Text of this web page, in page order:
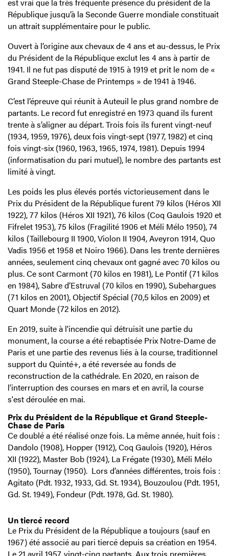
est vrai que la très fréquente présence du président de la
République jusqu’à la Seconde Guerre mondiale constituait
un attrait supplémentaire pour le public.
Ouvert à l’origine aux chevaux de 4 ans et au-dessus, le Prix
du Président de la République exclut les 4 ans à partir de
1941. Il ne fut pas disputé de 1915 à 1919 et prit le nom de «
Grand Steeple-Chase de Printemps » de 1941 à 1946.
C’est l’épreuve qui réunit à Auteuil le plus grand nombre de
partants. Le record fut enregistré en 1973 quand ils furent
trente à s’aligner au départ. Trois fois ils furent vingt-neuf
(1934, 1959, 1976), deux fois vingt-sept (1977, 1982) et cinq
fois vingt-six (1960, 1963, 1965, 1974, 1981). Depuis 1994
(informatisation du pari mutuel), le nombre des partants est
limité à vingt.
Les poids les plus élevés portés victorieusement dans le
Prix du Président de la République furent 79 kilos (Héros XII
1922), 77 kilos (Héros XII 1921), 76 kilos (Coq Gaulois 1920 et
Fifrelet 1953), 75 kilos (Fragilité 1906 et Méli Mélo 1950), 74
kilos (Taillebourg II 1900, Violon II 1904, Aveyron 1914, Quo
Vadis 1956 et 1958 et Noiro 1966). Dans les trente dernières
années, seulement cinq chevaux ont gagné avec 70 kilos ou
plus. Ce sont Carmont (70 kilos en 1981), Le Pontif (71 kilos
en 1984), Sabre d’Estruval (70 kilos en 1990), Subehargues
(71 kilos en 2001), Objectif Spécial (70,5 kilos en 2009) et
Quart Monde (72 kilos en 2012).
En 2019, suite à l'incendie qui détruisit une partie du
monument, la course a été rebaptisée Prix Notre-Dame de
Paris et une partie des revenus liés à la course, traditionnel
support du Quinté+, a été reversée au fonds de
reconstruction de la cathédrale. En 2020, en raison de
l'interruption des courses en mars et en avril, la course
s'est déroulée en mai.
Prix du Président de la République et Grand Steeple-
Chase de Paris
Ce doublé a été réalisé onze fois. La même année, huit fois :
Dandolo (1908), Hopper (1912), Coq Gaulois (1920), Héros
XII (1922), Master Bob (1924), La Frégate (1930), Méli Mélo
(1950), Tournay (1950). Lors d’années différentes, trois fois :
Agitato (Pdt. 1932, 1933, Gd. St. 1934), Bouzoulou (Pdt. 1951,
Gd. St. 1949), Fondeur (Pdt. 1978, Gd. St. 1980).
Un tiercé record
Le Prix du Président de la République a toujours (sauf en
1967) été associé au pari tiercé depuis sa création en 1954.